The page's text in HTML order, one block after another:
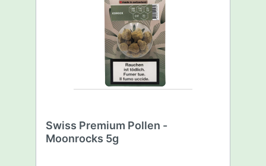
Swiss Premium Pollen -
Moonrocks 5g